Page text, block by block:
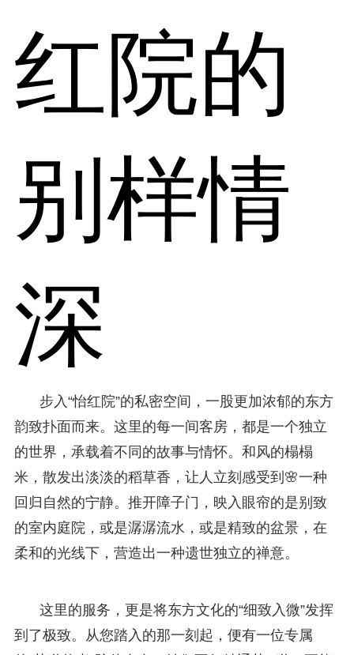
红院的
别样情
深
步入“怡红院”的私密空间，一股更加浓郁的东方
韵致扑面而来。这里的每一间客房，都是一个独立
的世界，承载着不同的故事与情怀。和风的榻榻
米，散发出淡淡的稻草香，让人立刻感受到🌸一种
回归自然的宁静。推开障子门，映入眼帘的是别致
的室内庭院，或是潺潺流水，或是精致的盆景，在
柔和的光线下，营造出一种遗世独立的禅意。
这里的服务，更是将东方文化的“细致入微”发挥
到了极致。从您踏入的那一刻起，便有一位专属